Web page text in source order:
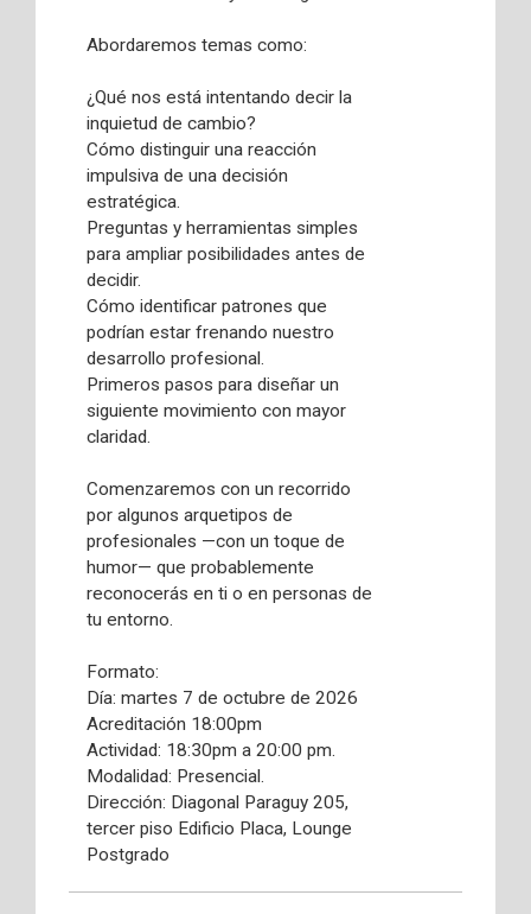
Abordaremos temas como:
¿Qué nos está intentando decir la
inquietud de cambio?
Cómo distinguir una reacción
impulsiva de una decisión
estratégica.
Preguntas y herramientas simples
para ampliar posibilidades antes de
decidir.
Cómo identificar patrones que
podrían estar frenando nuestro
desarrollo profesional.
Primeros pasos para diseñar un
siguiente movimiento con mayor
claridad.
Comenzaremos con un recorrido
por algunos arquetipos de
profesionales —con un toque de
humor— que probablemente
reconocerás en ti o en personas de
tu entorno.
Formato:
Día: martes 7 de octubre de 2026
Acreditación 18:00pm
Actividad: 18:30pm a 20:00 pm.
Modalidad: Presencial.
Dirección: Diagonal Paraguy 205,
tercer piso Edificio Placa, Lounge
Postgrado